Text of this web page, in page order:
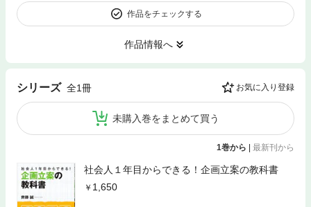
作品をチェックする
作品情報へ
シリーズ 全1冊 お気に入り登録
未購入巻をまとめて買う
1巻から 最新刊から
社会人１年目からできる！企画立案の教科書
1,650